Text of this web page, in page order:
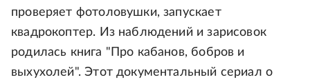
проверяет фотоловушки, запускает
квадрокоптер. Из наблюдений и зарисовок
родилась книга "Про кабанов, бобров и
выхухолей". Этот документальный сериал о